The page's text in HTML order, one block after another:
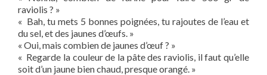
raviolis ? »
« Bah, tu mets 5 bonnes poignées, tu rajoutes de l’eau et
du sel, et des jaunes d’œufs. »
« Oui, mais combien de jaunes d’œuf ? »
« Regarde la couleur de la pâte des raviolis, il faut qu’elle
soit d’un jaune bien chaud, presque orangé. »